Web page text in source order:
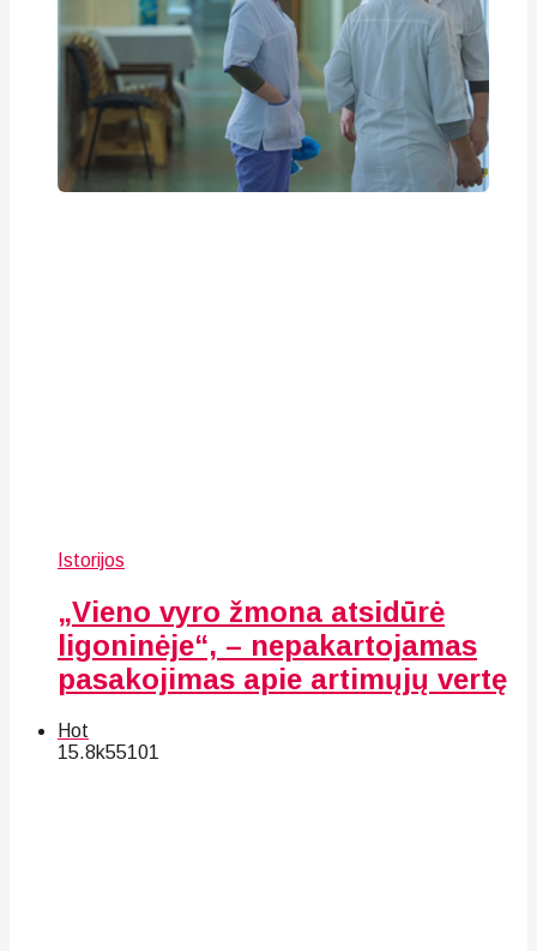
Istorijos
„Vieno vyro žmona atsidūrė
ligoninėje“, – nepakartojamas
pasakojimas apie artimųjų vertę
Hot
15.8k55101